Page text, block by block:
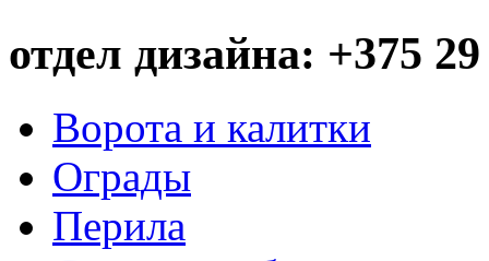
отдел дизайна: +375
Ворота и калитки
Ограды
Перила